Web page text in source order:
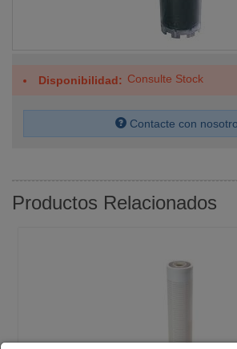
Disponibilidad Consulte Stock
Contacte con
Productos Relacionados